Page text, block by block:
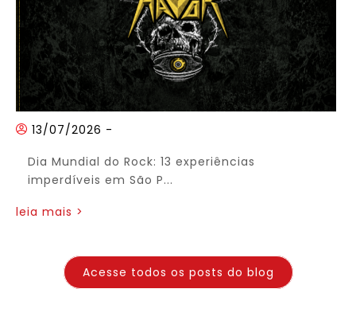
13/07/2026 -
Dia Mundial do Rock: 13 experiências
imperdíveis em São P...
leia mais >
Acesse todos os posts do blog